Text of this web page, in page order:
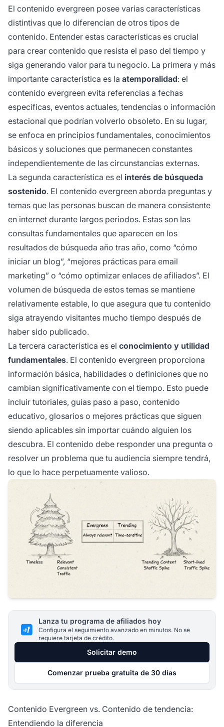
El contenido evergreen posee varias características
distintivas que lo diferencian de otros tipos de
contenido. Entender estas características es crucial
para crear contenido que resista el paso del tiempo y
siga generando valor para tu negocio. La primera y más
importante característica es la atemporalidad: el
contenido evergreen evita referencias a fechas
específicas, eventos actuales, tendencias o información
estacional que podrían volverlo obsoleto. En su lugar,
se enfoca en principios fundamentales, conocimientos
básicos y soluciones que permanecen constantes
independientemente de las circunstancias externas.
La segunda característica es el interés de búsqueda
sostenido. El contenido evergreen aborda preguntas y
temas que las personas buscan de manera consistente
en internet durante largos periodos. Estas son las
consultas fundamentales que aparecen en los
resultados de búsqueda año tras año, como “cómo
iniciar un blog”, “mejores prácticas para email
marketing” o “cómo optimizar enlaces de afiliados”. El
volumen de búsqueda de estos temas se mantiene
relativamente estable, lo que asegura que tu contenido
siga atrayendo visitantes mucho tiempo después de
haber sido publicado.
La tercera característica es el conocimiento y utilidad
fundamentales. El contenido evergreen proporciona
información básica, habilidades o definiciones que no
cambian significativamente con el tiempo. Esto puede
incluir tutoriales, guías paso a paso, contenido
educativo, glosarios o mejores prácticas que siguen
siendo aplicables sin importar cuándo alguien los
descubra. El contenido debe responder una pregunta o
resolver un problema que tu audiencia siempre tendrá,
lo que lo hace perpetuamente valioso.
Lanza tu programa de afiliados hoy
Configura el seguimiento avanzado en minutos. No se
requiere tarjeta de crédito.
Solicitar demo
Comenzar prueba gratuita de 30 días
Contenido Evergreen vs. Contenido de tendencia:
Entendiendo la diferencia